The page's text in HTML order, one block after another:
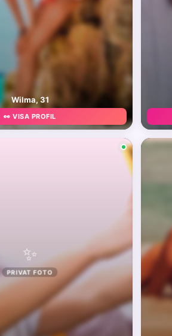
Wilma, 31
👀 VISA PROFIL
✨
PRIVAT FOTO